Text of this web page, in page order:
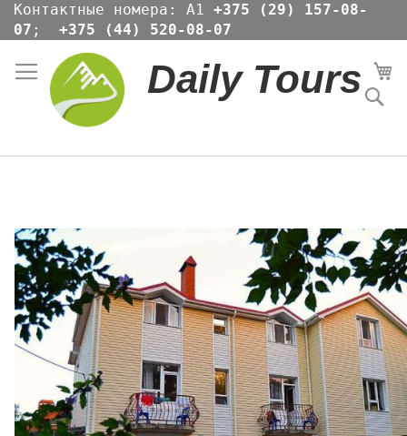
Skip
to
Content
Контактные номера: А1 +375 (29) 157-08-
07 ; +375 (44) 520-08-07
Daily Tours